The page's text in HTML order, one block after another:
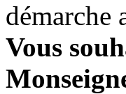
démarche
Vous